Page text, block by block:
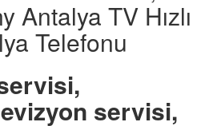
Antalya TV Hızlı
Telefonu
servisi,